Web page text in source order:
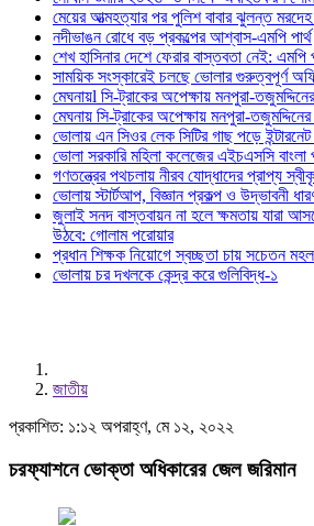
মেয়ের আত্মহত্যার পর পুলিশ বাবার ঝুলন্ত
নদীভাঙন রোধে বড় প্রকল্পের আশ্বাস-এমপি পার্থ
শেখ হাসিনার দেশে ফেরার বাস্তবতা নেই: এমপি
সাময়িক সংস্কারেই চলছে ভোলার গুরুত্বপূর্ণ
মেঘনায়l সি-ট্রাকের অপেক্ষায় মনপুরা-
মেঘনায় সি-ট্রাকের অপেক্ষায় মনপুরা-
ভোলায় এন সিওর লেক সিটির গাছ পড়ে ইন্টারনেট
ভোলা সরকারি মহিলা কলেজের এইচএসসি বাংলা
গণতন্ত্রের পথচলায় নীরব যোদ্ধাদের প্রাপ্য
ভোলায় স্টার্টআপ, বিজ্ঞান প্রকল্প ও উদ্ভাবনী
জুলাই সনদ বাস্তবায়ন না হলে ক্ষমতায় যারা
উঠবে: গোলাম পরোয়ার
প্রধান শিক্ষক নিয়োগে স্বচ্ছতা চায় সচেতন
ভোলায় চর দখলকে কেন্দ্র করে গুলিবিদ্ধ-১
জাতীয়
প্রকাশিত: ১:১২ অপরাহ্ণ, মে ১২, ২০২২
চরফ্যাশনে ভোক্তা অধিকারের জেল জরিমান